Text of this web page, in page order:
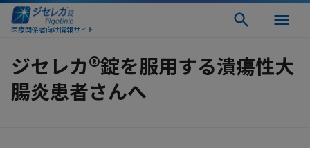
医療関係者向け情報サイト
ジセレカ ®錠を服用する潰瘍性大
腸炎患者さんへ